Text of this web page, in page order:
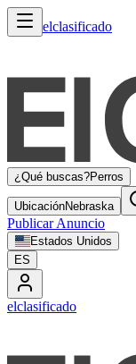
elclasificado
¿Qué buscas?Perros
UbicaciónNebraska
Publicar Anuncio
Estados Unidos
ES
elclasificado